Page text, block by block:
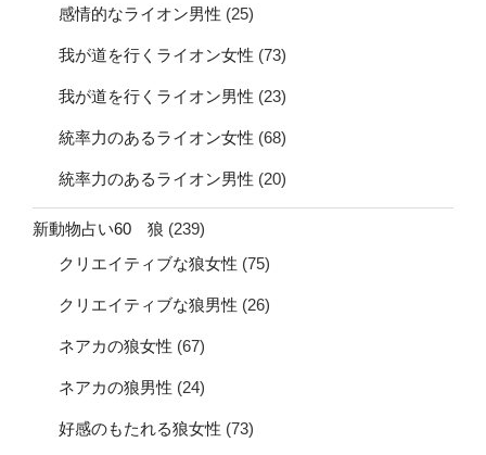
感情的なライオン男性 (25)
我が道を行くライオン女性 (73)
我が道を行くライオン男性 (23)
統率力のあるライオン女性 (68)
統率力のあるライオン男性 (20)
新動物占い60 狼 (239)
クリエイティブな狼女性 (75)
クリエイティブな狼男性 (26)
ネアカの狼女性 (67)
ネアカの狼男性 (24)
好感のもたれる狼女性 (73)